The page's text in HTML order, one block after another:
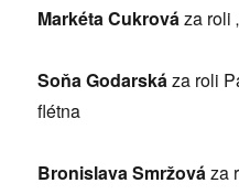
Markéta Cukrová za roli
Soňa Godarská za roli
flétna
Bronislava Smržová za